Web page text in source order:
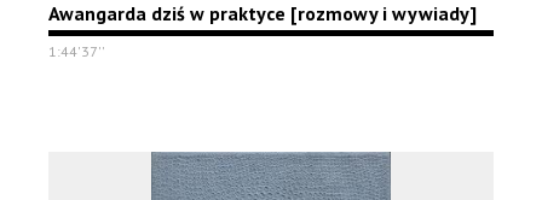
Awangarda dziś w praktyce [rozmowy i wywiady]
1:44'37''